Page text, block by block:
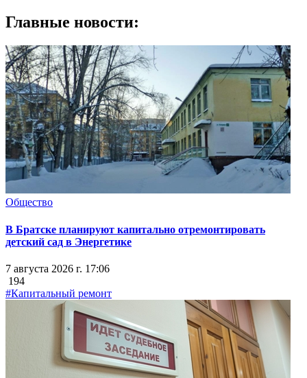
Главные новости:
Общество
В Братске планируют капитально отремонтировать
детский сад в Энергетике
7 августа 2026 г. 17:06
194
#Капитальный ремонт